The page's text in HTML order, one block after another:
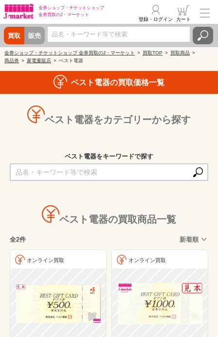
金券ショップ・ チケットショップ
金券買取のJ・マーケット
買取 販売
登録・ログイン カート
金券ショップ・チケットショップ 金券買取のJ・マーケット 買取TOP
買取商品
商品券
家電量販店 ベスト電器
ベスト電器の買取価格一覧
ベスト電器をカテゴリーから探す
ベスト電器をキーワードで探す
ベスト電器の買取商品一覧
全2件 新着順
オンライン買取 オンライン買取